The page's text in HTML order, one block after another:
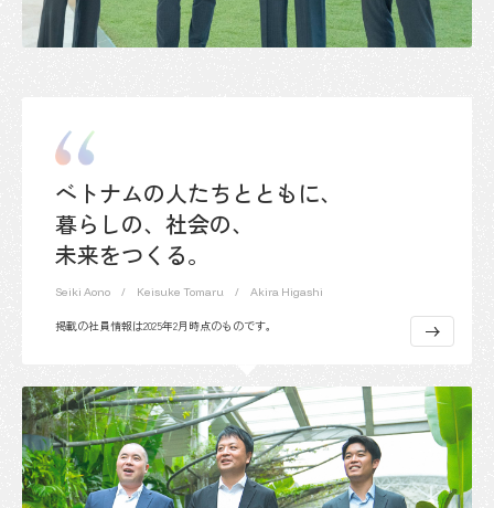
ベトナムの人たちとともに、
暮らしの、社会の、
未来をつくる。
Seiki Aono Keisuke Tomaru Akira Higashi
掲載の社員情報は2025年2月時点のものです。